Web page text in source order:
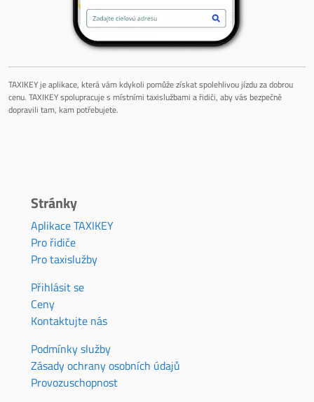
TAXIKEY je aplikace, která vám kdykoli pomůže získat spolehlivou jízdu za dobrou
cenu. TAXIKEY spolupracuje s místními taxislužbami a řidiči, aby vás bezpečně
dopravili tam, kam potřebujete.
Stránky
Aplikace TAXIKEY
Pro řidiče
Pro taxislužby
Přihlásit se
Ceny
Kontaktujte nás
Podmínky služby
Zásady ochrany osobních údajů
Provozuschopnost